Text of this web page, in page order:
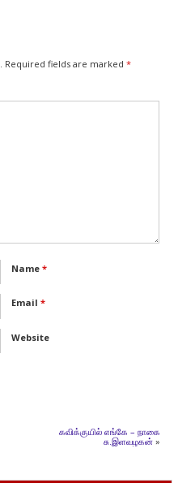
Required fields are marked *
Name *
Email *
Website
கவிக்குயில் எங்கே – நாகை
சு.இளவழகன் »